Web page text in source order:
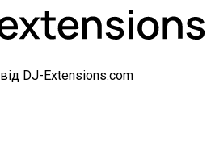
від DJ-Extensions.com